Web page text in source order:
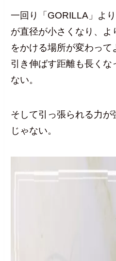
一回り「GORILLA」よ
が直径が小さくなり、よ
をかける場所が変わって
引き伸ばす距離も長く
ない。
そして引っ張られる力が
じゃない。